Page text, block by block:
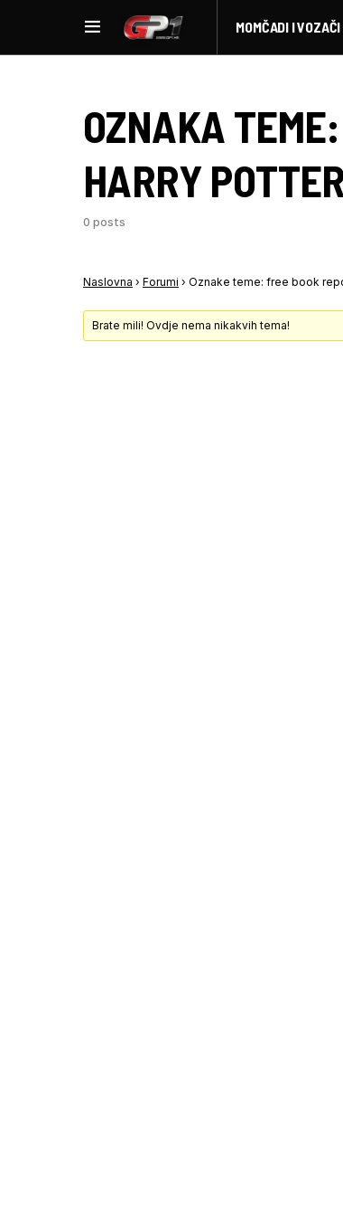
MOMČADI I VOZAČI
OZNAKA TEME:
HARRY POTTER
0 posts
Naslovna › Forumi › Oznake teme: free book
Brate mili! Ovdje nema nikakvih tema!